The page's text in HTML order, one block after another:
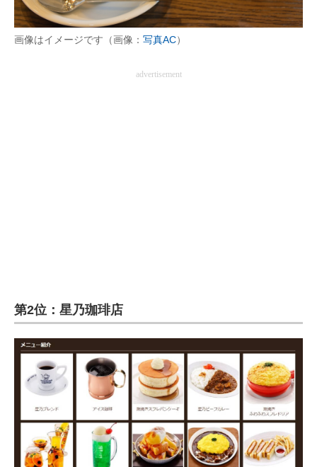
画像はイメージです（画像： 写真AC）
advertisement
第2位：星乃珈琲店